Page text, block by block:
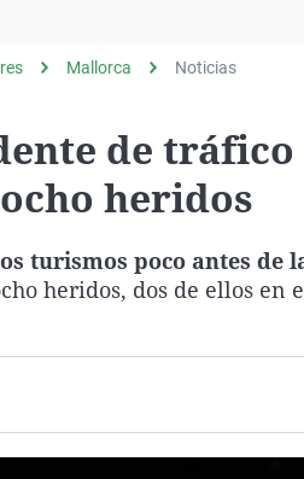
Operación Viuda
Negra
Navarra
Mallorca Noticias
de
heridos
turismos poco antes de
heridos, dos de ellos en